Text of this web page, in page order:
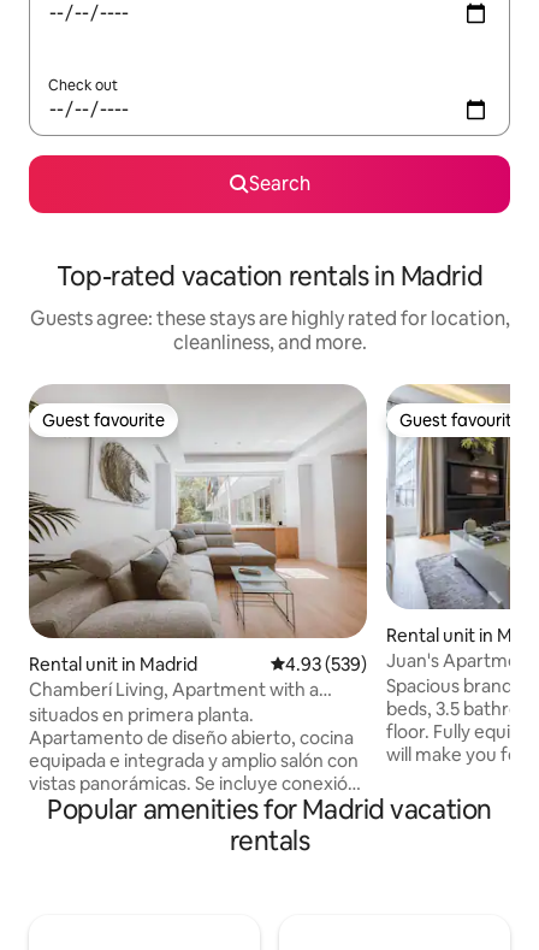
Check out
Search
Top-rated vacation rentals in Madrid
Guests agree: these stays are highly rated for location,
cleanliness, and more.
Guest favourite
Guest favourite
Rental unit in Madrid 4.93 out of 5 average rating,
4.93 (539)
Chamberí Living, Apartment with a
double bed and...
situados en primera planta.
Apartamento de diseño abierto, cocina
equipada e integrada y amplio salón con
vistas panorámicas. Se incluye conexión
wifi, cafetera y se proporcionará ropa de
cama y toallas. ¡Bienvenido a nuestro
exclusivo apartamento ubicado en el
Guest favourite
Guest favourite
Rental unit in
Juan's
Spacious brand-
beds, 3.5
floor. Fully
will make you
ceilings, large
floors. Since I own the entire 1st floor, we
Popular amenities for Madrid vacation
rentals